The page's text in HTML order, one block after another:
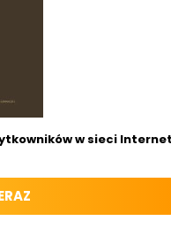
w sieci